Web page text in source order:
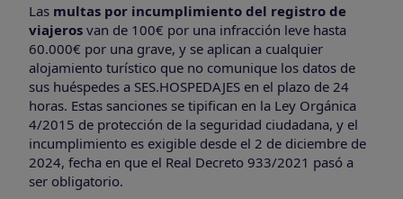
Las multas por incumplimiento del registro de
viajeros van de 100€ por una infracción leve hasta
60.000€ por una grave, y se aplican a cualquier
alojamiento turístico que no comunique los datos de
sus huéspedes a SES.HOSPEDAJES en el plazo de 24
horas. Estas sanciones se tipifican en la Ley Orgánica
4/2015 de protección de la seguridad ciudadana, y el
incumplimiento es exigible desde el 2 de diciembre de
2024, fecha en que el Real Decreto 933/2021 pasó a
ser obligatorio.